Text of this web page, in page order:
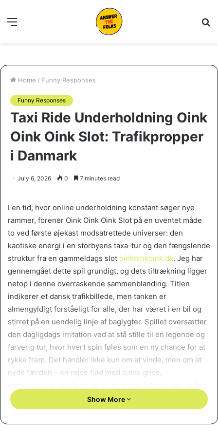
Menu
Home / Funny Responses
Funny Responses
Taxi Ride Underholdning Oink
Oink Oink Slot: Trafikpropper
i Danmark
July 6, 2026 0 7 minutes read
I en tid, hvor online underholdning konstant søger nye
rammer, forener Oink Oink Oink Slot på en uventet måde
to ved første øjekast modsatrettede universer: den
kaotiske energi i en storbyens taxa-tur og den fængslende
struktur fra en gammeldags slot oinkoinkoink.dk. Jeg har
gennemgået dette spil grundigt, og dets tiltrækning ligger
netop i denne overraskende sammenblanding. Titlen
indikerer et dansk trafikbillede, men tanken er
almengyldigt forståeligt for alle, der har været i en bil og
stirret på en uendelig linje af baglygter. Spillet oversætter
den dagligdags irritation ved at stå stille til en legende og
farverig tur, hvor hvert spin føles som en ny chance for at
rykke frem. Det handler ikke kun om at vinde, men om at
nyde færden – en rejse fuld med sjove grise,
sjælen af storbyliv. Dette er en original tilgang til online
casino, som jeg betragter både frisk og medrivende.
Show More